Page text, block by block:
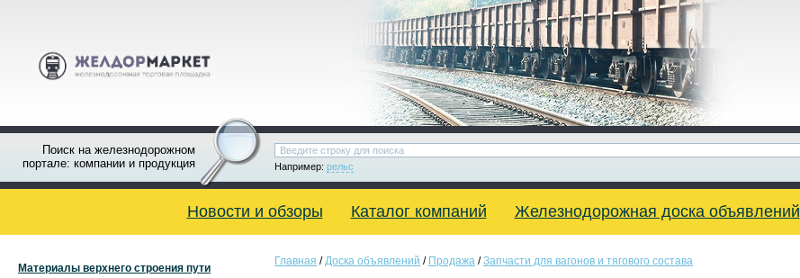
Поиск на железнодорожном
портале: компании и продукция
Например: рельс
Новости и обзоры Каталог компаний Железнодорожная доска объявлений
Главная /Доска объявлений / Продажа /Запчасти для вагонов и тягового состава
Материалы верхнего строения пути